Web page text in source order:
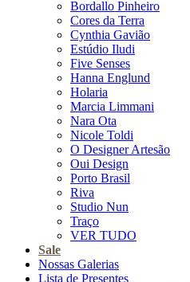
Bordallo Pinheiro
Cores da Terra
Cynthia Gavião
Estúdio Iludi
Five Senses
Hanna Englund
Holaria
Marcia Limmani
Nara Ota
Nicole Toldi
O Designer Artesão
Oui Design
Porto Brasil
Riva
Studio Nun
Traço
VER TUDO
Sale
Nossas Galerias
Lista de Presentes